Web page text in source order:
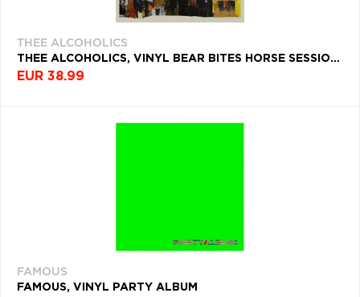
THEE ALCOHOLICS
THEE ALCOHOLICS, VINYL BEAR BITES HORSE SESSIONS
EUR 38.99
FAMOUS
FAMOUS, VINYL PARTY ALBUM